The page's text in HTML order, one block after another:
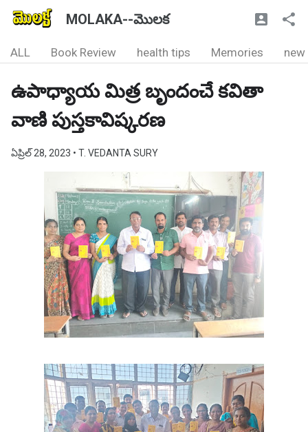
MOLAKA--మొలక
ALL Book Review health tips Memories new
ఉపాధ్యాయ మిత్ర బృందంచే కవితా
వాణి పుస్తకావిష్కరణ
ఏప్రిల్ 28, 2023 • T. VEDANTA SURY